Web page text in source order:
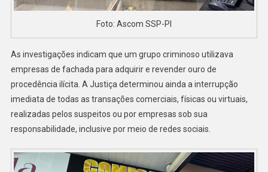
Foto: Ascom SSP-PI
As investigações indicam que um grupo criminoso utilizava
empresas de fachada para adquirir e revender ouro de
procedência ilícita. A Justiça determinou ainda a interrupção
imediata de todas as transações comerciais, físicas ou virtuais,
realizadas pelos suspeitos ou por empresas sob sua
responsabilidade, inclusive por meio de redes sociais.